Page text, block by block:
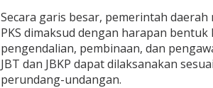
Secara garis besar, pemerintah
PKS dimaksud dengan harapan
pengendalian, pembinaan, dan
JBT dan JBKP dapat dilaksanakan
perundang-undangan.